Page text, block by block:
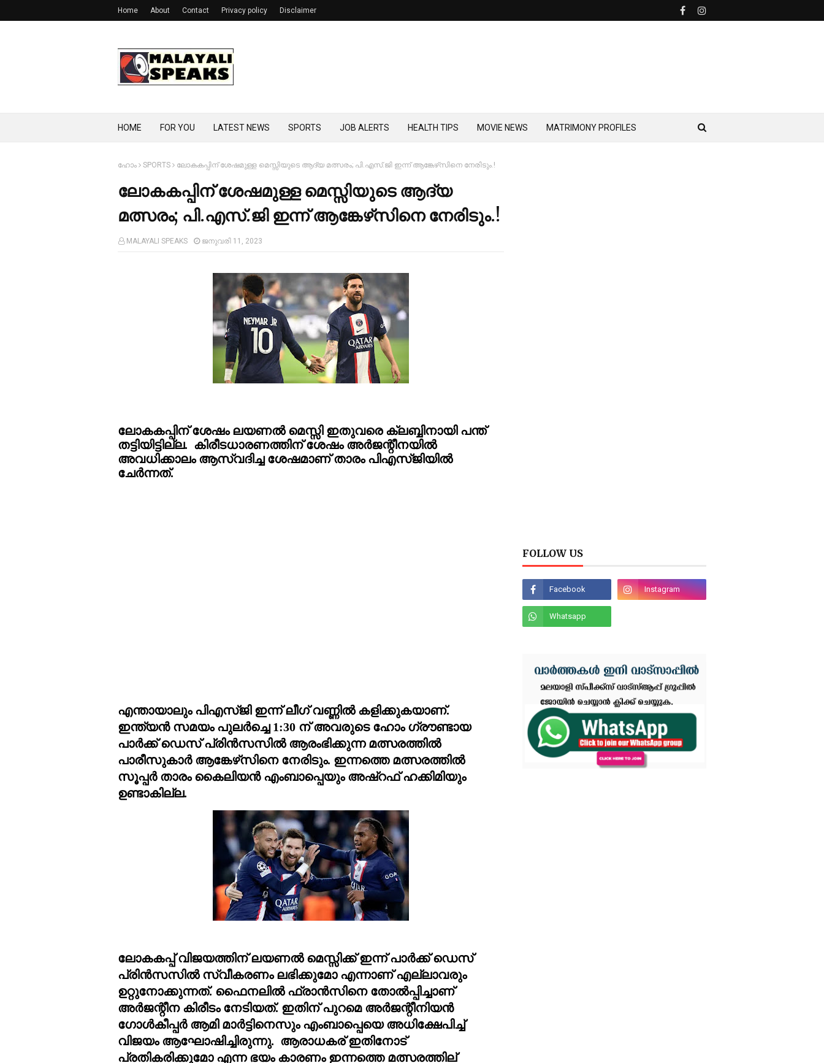
Home About Contact Privacy policy Disclaimer
HOME FOR YOU LATEST NEWS SPORTS JOB ALERTS HEALTH TIPS MOVIE NEWS MATRIMONY PROFILES
ഹോം SPORTS ലോകകപ്പിന് ശേഷമുള്ള മെസ്സിയുടെ ആദ്യ മത്സരം; പി.എസ്.ജി ഇന്ന് ആങ്കേഴ്‌സിനെ നേരിടും.!
ലോകകപ്പിന് ശേഷമുള്ള മെസ്സിയുടെ ആദ്യ
മത്സരം; പി.എസ്.ജി ഇന്ന് ആങ്കേഴ്‌സിനെ നേരിടും.!
MALAYALI SPEAKS ജനുവരി 11, 2023
ലോകകപ്പിന് ശേഷം ലയണൽ മെസ്സി ഇതുവരെ ക്ലബ്ബിനായി പന്ത്
തട്ടിയിട്ടില്ല.  കിരീടധാരണത്തിന് ശേഷം അർജന്റീനയിൽ
അവധിക്കാലം ആസ്വദിച്ച ശേഷമാണ് താരം പിഎസ്ജിയിൽ
ചേർന്നത്.
എന്തായാലും പിഎസ്ജി ഇന്ന് ലീഗ് വണ്ണിൽ കളിക്കുകയാണ്.
ഇന്ത്യൻ സമയം പുലർച്ചെ 1:30 ന് അവരുടെ ഹോം ഗ്രൗണ്ടായ
പാർക്ക് ഡെസ് പ്രിൻസസിൽ ആരംഭിക്കുന്ന മത്സരത്തിൽ
പാരീസുകാർ ആങ്കേഴ്‌സിനെ നേരിടും. ഇന്നത്തെ മത്സരത്തിൽ
സൂപ്പർ താരം കൈലിയൻ എംബാപ്പെയും അഷ്‌റഫ് ഹക്കിമിയും
ഉണ്ടാകില്ല.
ലോകകപ്പ് വിജയത്തിന് ലയണൽ മെസ്സിക്ക് ഇന്ന് പാർക്ക് ഡെസ്
പ്രിൻസസിൽ സ്വീകരണം ലഭിക്കുമോ എന്നാണ് എല്ലാവരും
ഉറ്റുനോക്കുന്നത്. ഫൈനലിൽ ഫ്രാൻസിനെ തോൽപ്പിച്ചാണ്
അർജന്റീന കിരീടം നേടിയത്. ഇതിന് പുറമെ അർജന്റീനിയൻ
ഗോൾകീപ്പർ ആമി മാർട്ടിനെസും എംബാപ്പെയെ അധിക്ഷേപിച്ച്
വിജയം ആഘോഷിച്ചിരുന്നു.  ആരാധകര് ഇതിനോട്
പ്രതികരിക്കുമോ എന്ന ഭയം കാരണം ഇന്നത്തെ മത്സരത്തില്
FOLLOW US